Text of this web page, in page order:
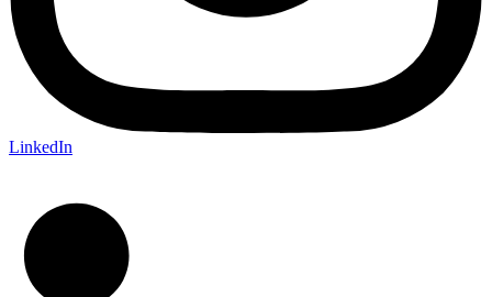
LinkedIn